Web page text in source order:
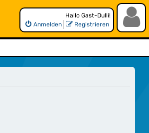
Hallo Gast-Dulli!
Anmelden
Registrieren